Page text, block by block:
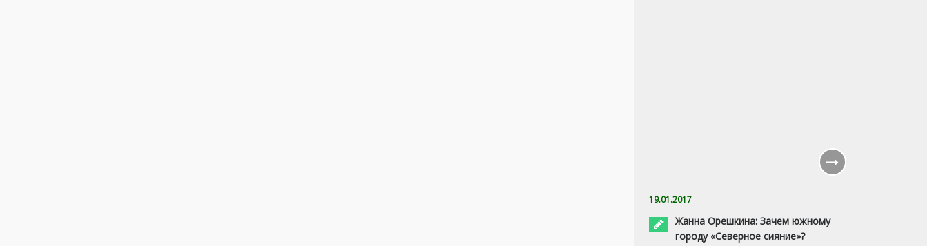
19.01.2017
Жанна Орешкина: Зачем южному
городу «Северное сияние»?